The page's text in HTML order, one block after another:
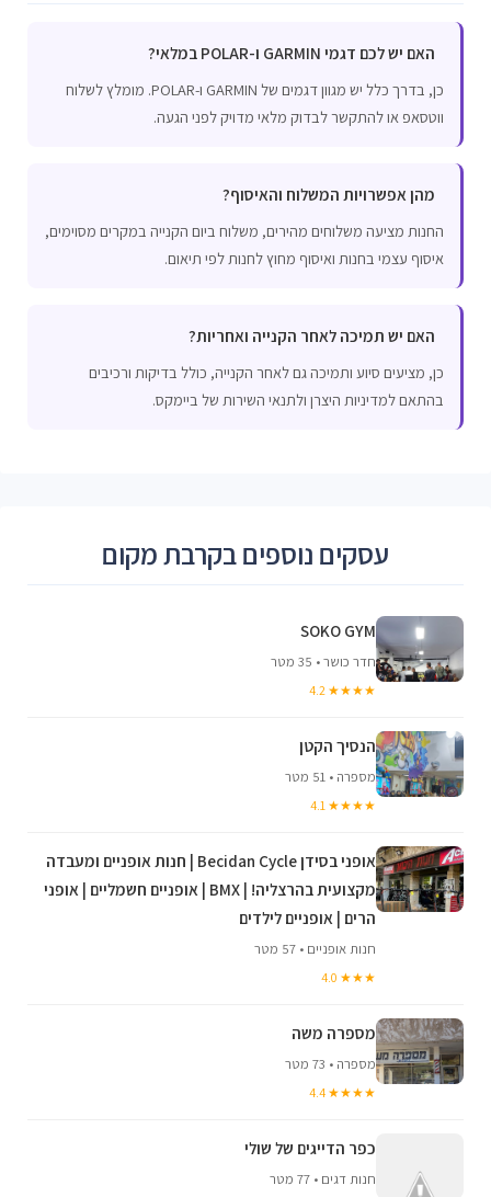
האם יש לכם דגמי GARMIN ו-POLAR במלאי?
כן, בדרך כלל יש מגוון דגמים של GARMIN ו-POLAR. מומלץ לשלוח
ווטסאפ או להתקשר לבדוק מלאי מדויק לפני הגעה.
מהן אפשרויות המשלוח והאיסוף?
החנות מציעה משלוחים מהירים, משלוח ביום הקנייה במקרים מסוימים,
איסוף עצמי בחנות ואיסוף מחוץ לחנות לפי תיאום.
האם יש תמיכה לאחר הקנייה ואחריות?
כן, מציעים סיוע ותמיכה גם לאחר הקנייה, כולל בדיקות ורכיבים
בהתאם למדיניות היצרן ולתנאי השירות של ביימקס.
עסקים נוספים בקרבת מקום
SOKO GYM
חדר כושר • 35 מטר
★★★★ 4.2
הנסיך הקטן
מספרה • 51 מטר
★★★★ 4.1
אופני בסידן Becidan Cycle | חנות אופניים ומעבדה
מקצועית בהרצליה! | BMX | אופניים חשמליים | אופני
הרים | אופניים לילדים
חנות אופניים • 57 מטר
★★★ 4.0
מספרה משה
מספרה • 73 מטר
★★★★ 4.4
כפר הדייגים של שולי
חנות דגים • 77 מטר